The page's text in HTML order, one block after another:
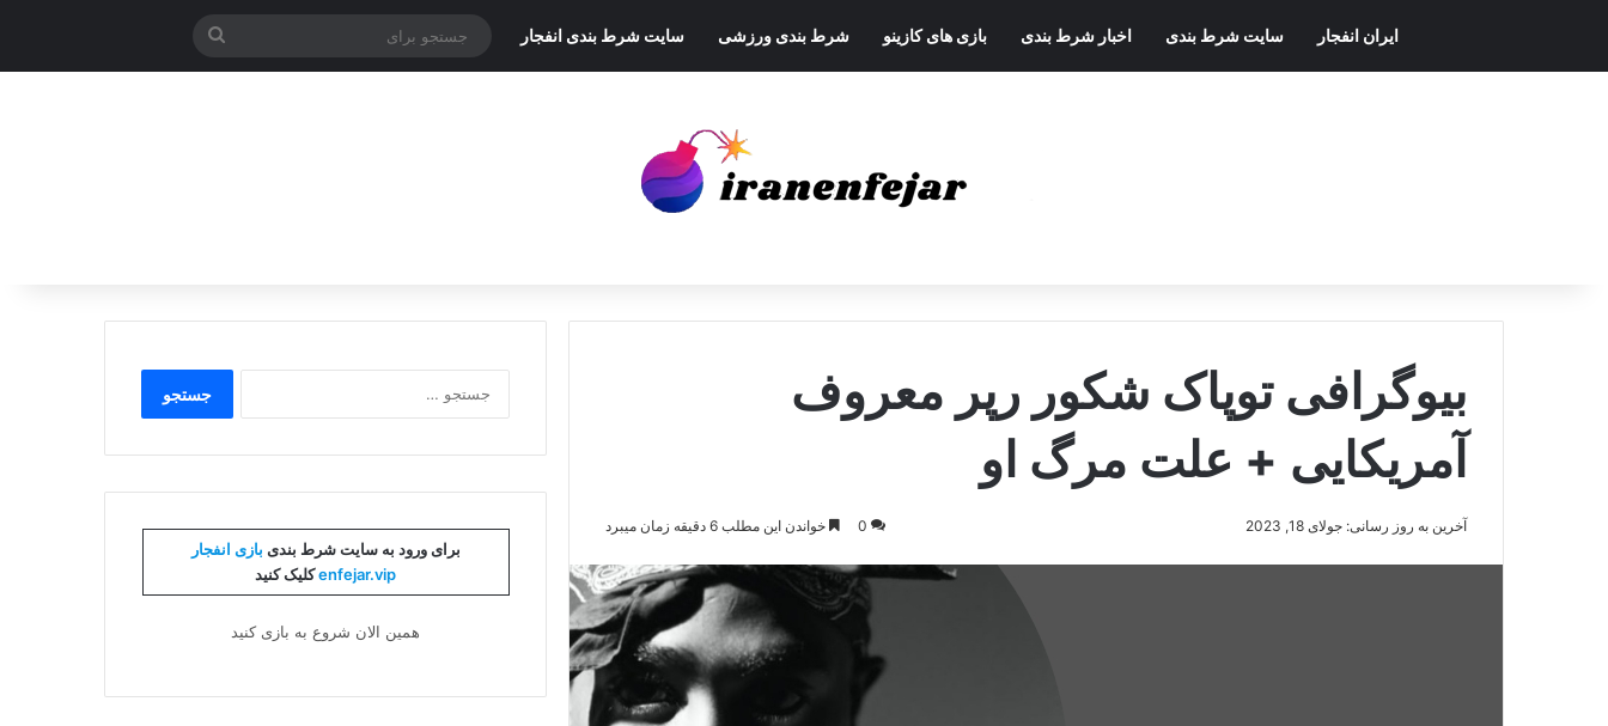
ایران انفجار سایت شرط بندی اخبار شرط بندی بازی های کازینو شرط بندی ورزشی سایت شرط بندی انفجار
جستجو
برای
بیوگرافی توپاک شکور رپر معروف
آمریکایی + علت مرگ او
آخرین به روز رسانی: جولای 18, 2023 0 خواندن این مطلب 6 دقیقه زمان میبرد
برای:
برای ورود به سایت شرط بندی بازی انفجار
enfejar.vipکلیک کنید
همین الان شروع به بازی کنید